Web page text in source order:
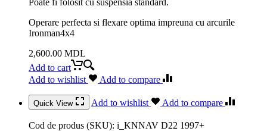
Operare perfecta si flexare optima impreuna cu arcurile
Ironman4x4
2,600.00 MDL
Add to cart
Add to wishlist
Add to compare
Quick View Add to wishlist Add to compare
Cod de produs (SKU): i_KNNAV D22 1997+